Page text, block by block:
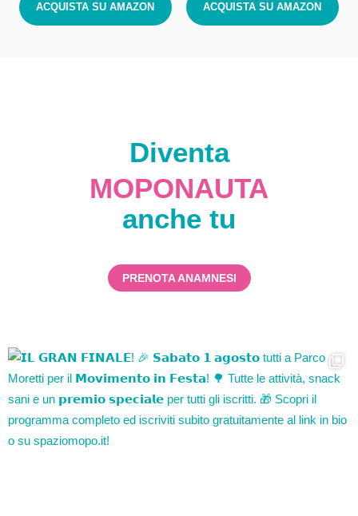
ACQUISTA SU AMAZON ACQUISTA SU AMAZON
Diventa
MOPONAUTA
anche tu
PRENOTA ANAMNESI